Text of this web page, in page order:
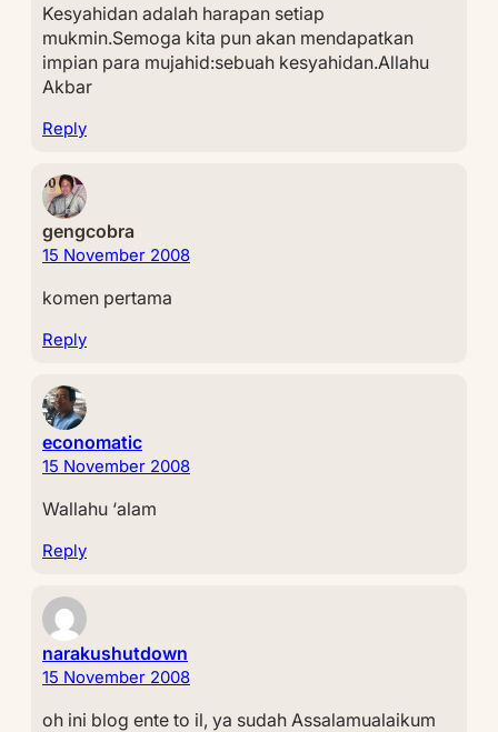
Kesyahidan adalah harapan setiap
mukmin.Semoga kita pun akan mendapatkan
impian para mujahid:sebuah kesyahidan.Allahu
Akbar
Reply
gengcobra
15 November 2008
komen pertama
Reply
economatic
15 November 2008
Wallahu ‘alam
Reply
narakushutdown
15 November 2008
oh ini blog ente to il, ya sudah Assalamualaikum